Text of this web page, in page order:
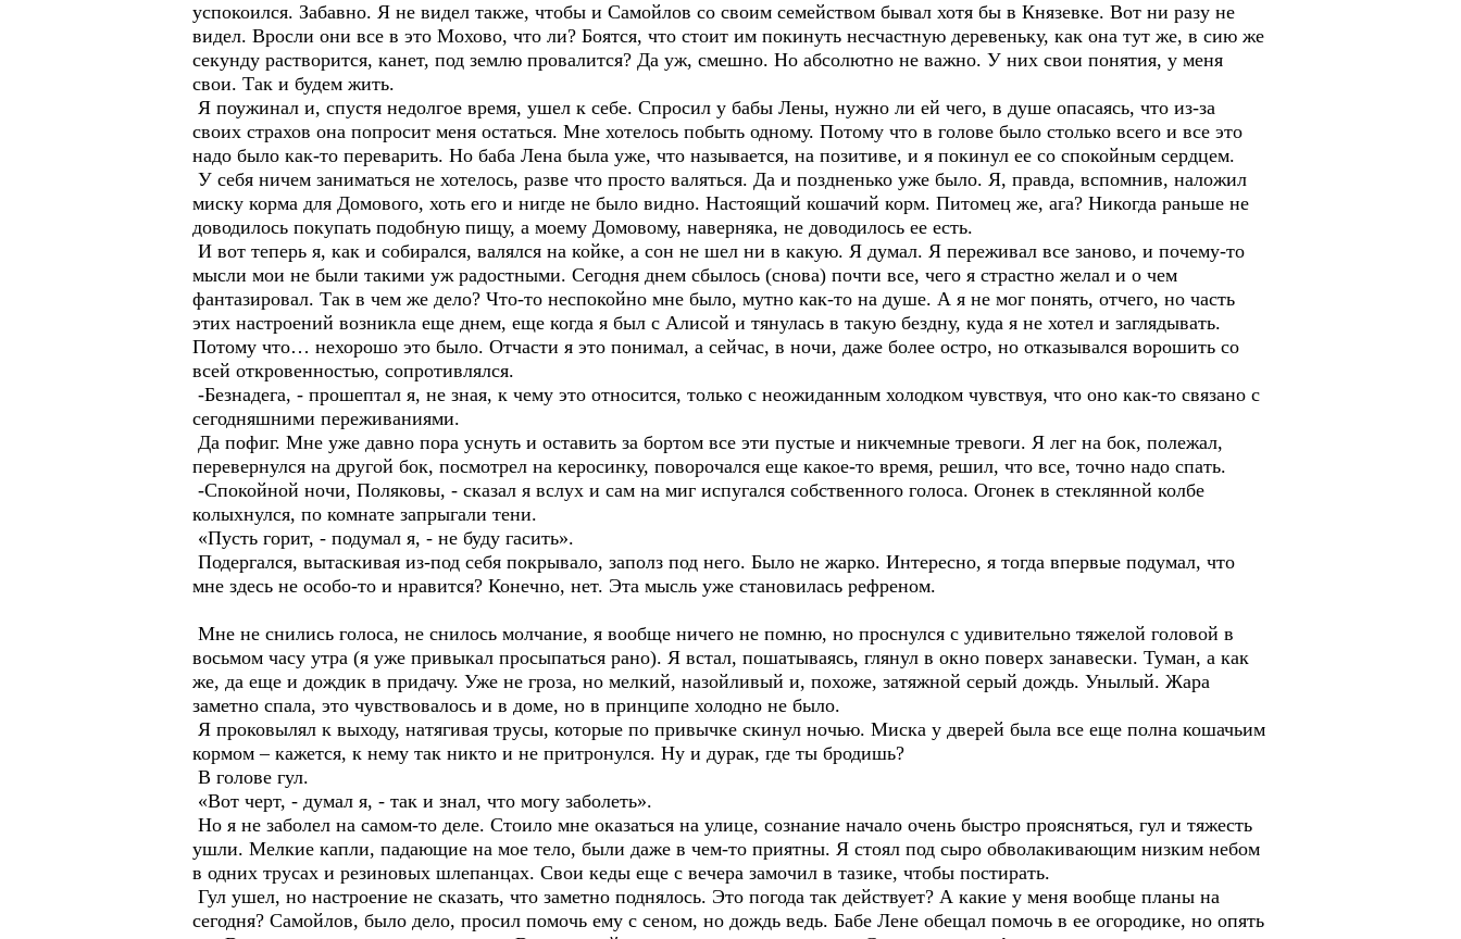
успокоился. Забавно. Я не видел также, чтобы и Самойлов со своим семейством бывал хотя бы в Князевке. Вот ни разу не
видел. Вросли они все в это Мохово, что ли? Боятся, что стоит им покинуть несчастную деревеньку, как она тут же, в сию же
секунду растворится, канет, под землю провалится? Да уж, смешно. Но абсолютно не важно. У них свои понятия, у меня
свои. Так и будем жить.
Я поужинал и, спустя недолгое время, ушел к себе. Спросил у бабы Лены, нужно ли ей чего, в душе опасаясь, что из-за
своих страхов она попросит меня остаться. Мне хотелось побыть одному. Потому что в голове было столько всего и все это
надо было как-то переварить. Но баба Лена была уже, что называется, на позитиве, и я покинул ее со спокойным сердцем.
У себя ничем заниматься не хотелось, разве что просто валяться. Да и поздненько уже было. Я, правда, вспомнив, наложил
миску корма для Домового, хоть его и нигде не было видно. Настоящий кошачий корм. Питомец же, ага? Никогда раньше не
доводилось покупать подобную пищу, а моему Домовому, наверняка, не доводилось ее есть.
И вот теперь я, как и собирался, валялся на койке, а сон не шел ни в какую. Я думал. Я переживал все заново, и почему-то
мысли мои не были такими уж радостными. Сегодня днем сбылось (снова) почти все, чего я страстно желал и о чем
фантазировал. Так в чем же дело? Что-то неспокойно мне было, мутно как-то на душе. А я не мог понять, отчего, но часть
этих настроений возникла еще днем, еще когда я был с Алисой и тянулась в такую бездну, куда я не хотел и заглядывать.
Потому что… нехорошо это было. Отчасти я это понимал, а сейчас, в ночи, даже более остро, но отказывался ворошить со
всей откровенностью, сопротивлялся.
-Безнадега, - прошептал я, не зная, к чему это относится, только с неожиданным холодком чувствуя, что оно как-то связано с
сегодняшними переживаниями.
Да пофиг. Мне уже давно пора уснуть и оставить за бортом все эти пустые и никчемные тревоги. Я лег на бок, полежал,
перевернулся на другой бок, посмотрел на керосинку, поворочался еще какое-то время, решил, что все, точно надо спать.
-Спокойной ночи, Поляковы, - сказал я вслух и сам на миг испугался собственного голоса. Огонек в стеклянной колбе
колыхнулся, по комнате запрыгали тени.
«Пусть горит, - подумал я, - не буду гасить».
Подергался, вытаскивая из-под себя покрывало, заполз под него. Было не жарко. Интересно, я тогда впервые подумал, что
мне здесь не особо-то и нравится? Конечно, нет. Эта мысль уже становилась рефреном.
Мне не снились голоса, не снилось молчание, я вообще ничего не помню, но проснулся с удивительно тяжелой головой в
восьмом часу утра (я уже привыкал просыпаться рано). Я встал, пошатываясь, глянул в окно поверх занавески. Туман, а как
же, да еще и дождик в придачу. Уже не гроза, но мелкий, назойливый и, похоже, затяжной серый дождь. Унылый. Жара
заметно спала, это чувствовалось и в доме, но в принципе холодно не было.
Я проковылял к выходу, натягивая трусы, которые по привычке скинул ночью. Миска у дверей была все еще полна кошачьим
кормом – кажется, к нему так никто и не притронулся. Ну и дурак, где ты бродишь?
В голове гул.
«Вот черт, - думал я, - так и знал, что могу заболеть».
Но я не заболел на самом-то деле. Стоило мне оказаться на улице, сознание начало очень быстро проясняться, гул и тяжесть
ушли. Мелкие капли, падающие на мое тело, были даже в чем-то приятны. Я стоял под сыро обволакивающим низким небом
в одних трусах и резиновых шлепанцах. Свои кеды еще с вечера замочил в тазике, чтобы постирать.
Гул ушел, но настроение не сказать, что заметно поднялось. Это погода так действует? А какие у меня вообще планы на
сегодня? Самойлов, было дело, просил помочь ему с сеном, но дождь ведь. Бабе Лене обещал помочь в ее огородике, но опять